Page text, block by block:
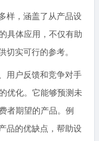
样，涵盖了从产品设
具体应用，不仅有助
切实可行的参考。
用户反馈和竞争对手
优化。它能够预测未
者期望的产品。例
品的优缺点，帮助设